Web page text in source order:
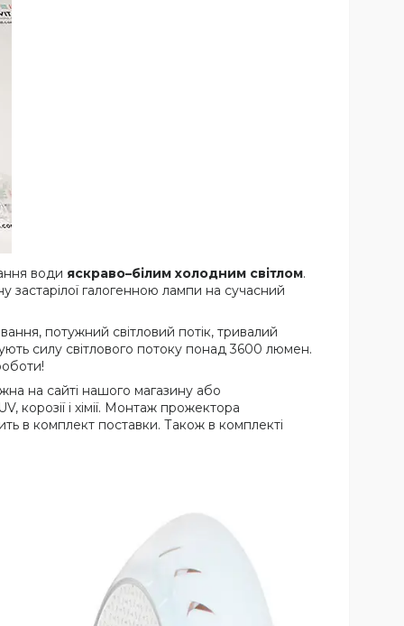
води яскраво–білим холодним світлом.
застарілої галогенною лампи на сучасний
потужний світловий потік, тривалий
силу світлового потоку понад 3600 люмен.
на сайті нашого магазину або
корозії і хімії. Монтаж прожектора
в комплект поставки. Також в комплекті